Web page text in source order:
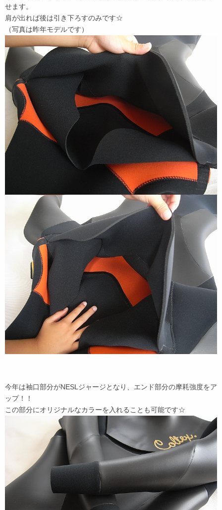
せます。
肩が出れば後は引き下ろすのみです☆
（写真は昨年モデルです）
今年は袖口部分がNESLジャージとなり、エンド部分の摩耗強度をア
ップ！！
この部分にオリジナルなカラーを入れることも可能です☆